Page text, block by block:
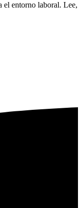
entorno laboral.